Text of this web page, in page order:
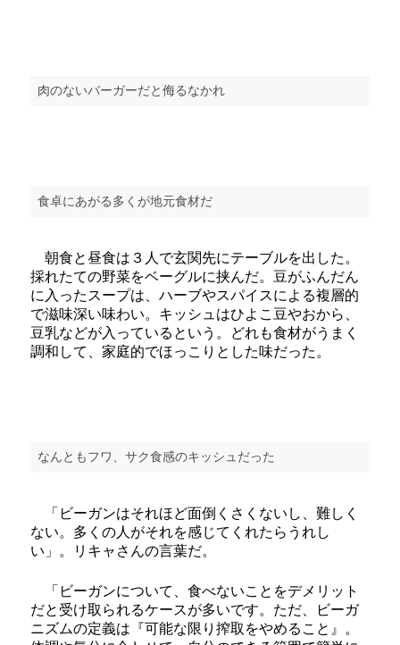
肉のないバーガーだと侮るなかれ
食卓にあがる多くが地元食材だ
朝食と昼食は３人で玄関先にテーブルを出した。
採れたての野菜をベーグルに挟んだ。豆がふんだん
に入ったスープは、ハーブやスパイスによる複層的
で滋味深い味わい。キッシュはひよこ豆やおから、
豆乳などが入っているという。どれも食材がうまく
調和して、家庭的でほっこりとした味だった。
なんともフワ、サク食感のキッシュだった
「ビーガンはそれほど面倒くさくないし、難しく
ない。多くの人がそれを感じてくれたらうれし
い」。リキャさんの言葉だ。
「ビーガンについて、食べないことをデメリット
だと受け取られるケースが多いです。ただ、ビーガ
ニズムの定義は『可能な限り搾取をやめること』。